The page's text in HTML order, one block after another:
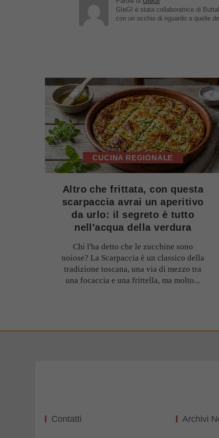
GIeGI è stata collaboratrice di
con un occhio di riguardo a quelle
CUCINA REGIONALE
Altro che frittata, con questa
scarpaccia avrai un aperitivo
da urlo: il segreto è tutto
nell'acqua della verdura
Chi l'ha detto che le zucchine sono
noiose? La Scarpaccia è un classico della
tradizione toscana, una via di mezzo tra
una focaccia e una frittella, ma molto...
Contatti Archivi